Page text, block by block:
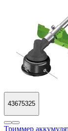
43675325
Триммер